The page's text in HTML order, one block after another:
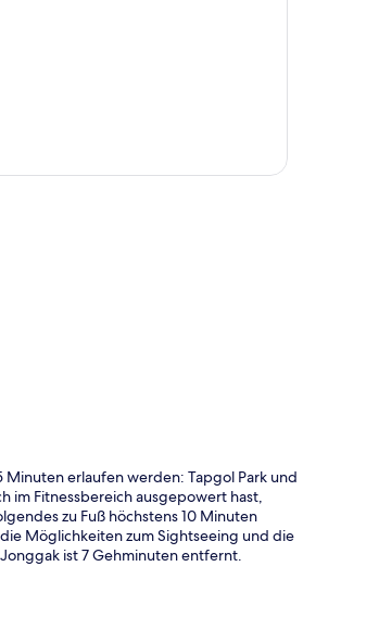
Minuten erlaufen werden: Tapgol Park und
im Fitnessbereich ausgepowert hast,
zu Fuß höchstens 10 Minuten
Möglichkeiten zum Sightseeing und die
ist 7 Gehminuten entfernt.